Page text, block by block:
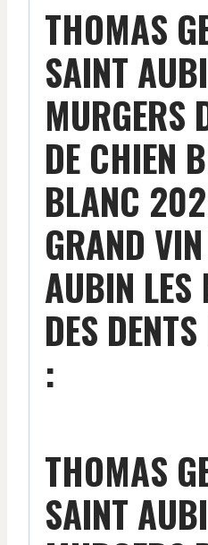
Blanc
2022
THOMAS
SAINT
MURGERS
DE CHIEN
BLANC
GRAND
AUBIN LES
DES
:
THOMAS
SAINT